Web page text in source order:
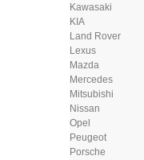
Kawasaki
KIA
Land Rover
Lexus
Mazda
Mercedes
Mitsubishi
Nissan
Opel
Peugeot
Porsche